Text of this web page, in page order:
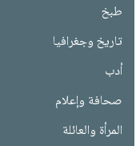
طبخ
تاريخ وجغرافيا
أدب
صحافة وإعلام
المرأة والعائلة